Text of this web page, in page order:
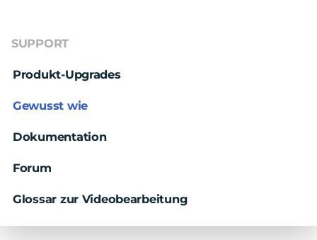
SUPPORT
Produkt-Upgrades
Gewusst wie
Dokumentation
Forum
Glossar zur Videobearbeitung